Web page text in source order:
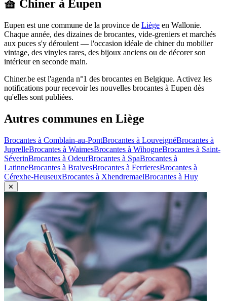
🧺 Chiner à Eupen
Eupen est une commune de la province de Liège en Wallonie.
Chaque année, des dizaines de brocantes, vide-greniers et marchés
aux puces s'y déroulent — l'occasion idéale de chiner du mobilier
vintage, des vinyles rares, des bijoux anciens ou de décorer son
intérieur en seconde main.
Chiner.be est l'agenda n°1 des brocantes en Belgique. Activez les
notifications pour recevoir les nouvelles brocantes à Eupen dès
qu'elles sont publiées.
Autres communes en Liège
Brocantes à Comblain-au-PontBrocantes à LouveignéBrocantes à
JuprelleBrocantes à WaimesBrocantes à WihogneBrocantes à Saint-
SéverinBrocantes à OdeurBrocantes à SpaBrocantes à
LatinneBrocantes à BraivesBrocantes à FerrieresBrocantes à
Cérexhe-HeuseuxBrocantes à XhendremaelBrocantes à Huy
✕